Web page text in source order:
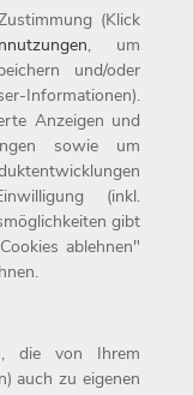
Shops aktiv.
mit rund 110
Ende 2019
nicht nur
sondern auch
zu den rund
auf kununu. Seit
Weitere
(Klick
, um
und/oder
Informationen).
Anzeigen und
sowie um
(inkl.
gibt
ablehnen"
die von Ihrem
auch zu eigenen